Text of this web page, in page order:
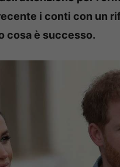
i conti con un
cosa è successo.